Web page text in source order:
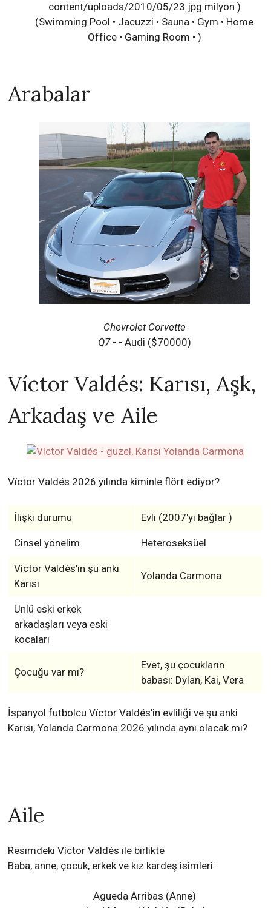
content/uploads/2010/05/23.jpg milyon )
(Swimming Pool • Jacuzzi • Sauna • Gym • Home
Office • Gaming Room • )
Arabalar
Chevrolet Corvette
Q7- - Audi ($70000)
Víctor Valdés: Karısı, Aşk,
Arkadaş ve Aile
Víctor Valdés 2026 yılında kiminle flört ediyor?
İlişki durumu Evli (2007'yi bağlar )
Cinsel yönelim Heteroseksüel
Víctor Valdés’in şu anki
Karısı
Yolanda Carmona
Ünlü eski erkek
arkadaşları veya eski
kocaları
Çocuğu var mı?
Evet, şu çocukların
babası: Dylan, Kai, Vera
İspanyol futbolcu Víctor Valdés’in evliliği ve şu anki
Karısı, Yolanda Carmona 2026 yılında aynı olacak mı?
Aile
Resimdeki Víctor Valdés ile birlikte
Baba, anne, çocuk, erkek ve kız kardeş isimleri:
Agueda Arribas (Anne)